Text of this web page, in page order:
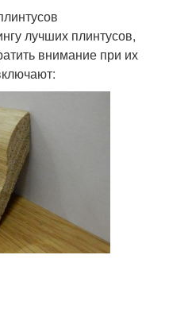
лучших плинтусов,
внимание при их